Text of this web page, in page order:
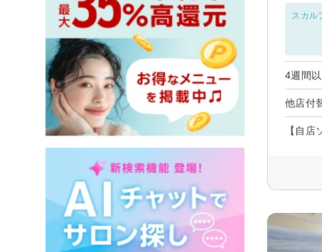
スカル
4週間
他店付
【自